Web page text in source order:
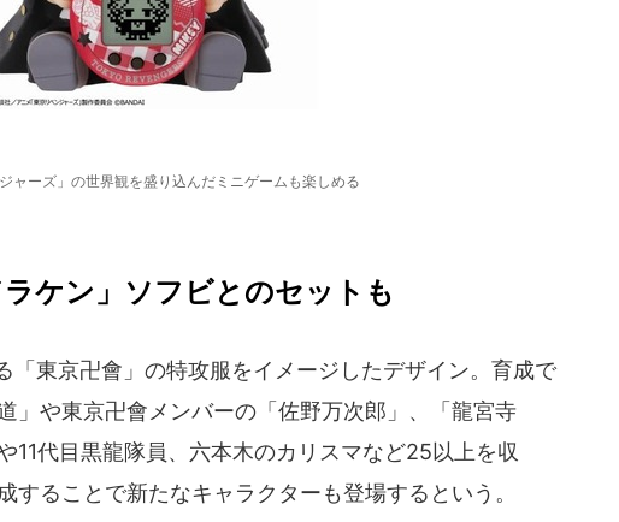
ジャーズ」の世界観を盛り込んだミニゲームも楽しめる
ラケン」ソフビとのセットも
東京卍會」の特攻服をイメージしたデザイン。育成で
」や東京卍會メンバーの「佐野万次郎」、「龍宮寺
11代目黒龍隊員、六本木のカリスマなど25以上を収
することで新たなキャラクターも登場するという。